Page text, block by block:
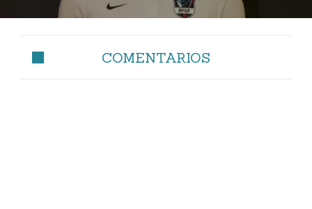
COMENTARIOS